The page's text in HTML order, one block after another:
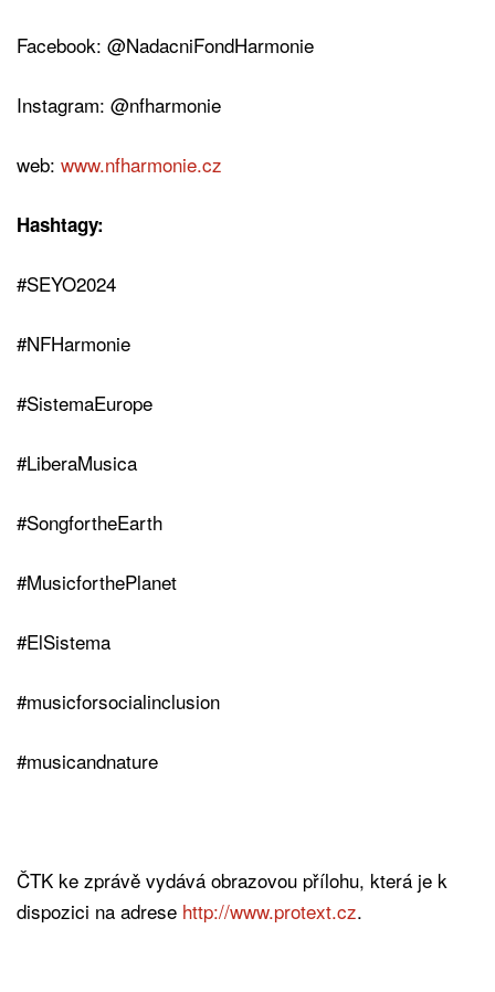
Facebook: @NadacniFondHarmonie
Instagram: @nfharmonie
web: www.nfharmonie.cz
Hashtagy:
#SEYO2024
#NFHarmonie
#SistemaEurope
#LiberaMusica
#SongfortheEarth
#MusicforthePlanet
#ElSistema
#musicforsocialinclusion
#musicandnature
ČTK ke zprávě vydává obrazovou přílohu, která je k
dispozici na adrese http://www.protext.cz.